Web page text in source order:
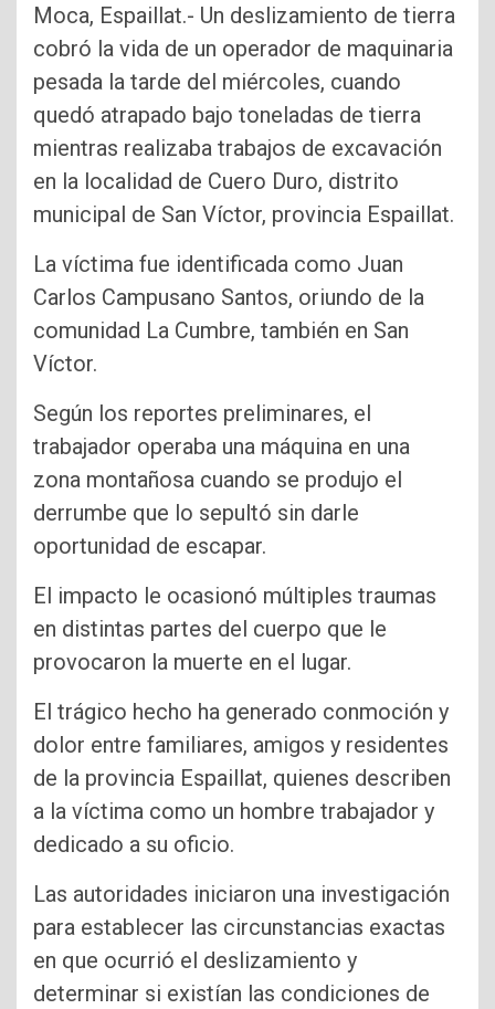
Moca, Espaillat.- Un deslizamiento de tierra
cobró la vida de un operador de maquinaria
pesada la tarde del miércoles, cuando
quedó atrapado bajo toneladas de tierra
mientras realizaba trabajos de excavación
en la localidad de Cuero Duro, distrito
municipal de San Víctor, provincia Espaillat.
La víctima fue identificada como Juan
Carlos Campusano Santos, oriundo de la
comunidad La Cumbre, también en San
Víctor.
Según los reportes preliminares, el
trabajador operaba una máquina en una
zona montañosa cuando se produjo el
derrumbe que lo sepultó sin darle
oportunidad de escapar.
El impacto le ocasionó múltiples traumas
en distintas partes del cuerpo que le
provocaron la muerte en el lugar.
El trágico hecho ha generado conmoción y
dolor entre familiares, amigos y residentes
de la provincia Espaillat, quienes describen
a la víctima como un hombre trabajador y
dedicado a su oficio.
Las autoridades iniciaron una investigación
para establecer las circunstancias exactas
en que ocurrió el deslizamiento y
determinar si existían las condiciones de